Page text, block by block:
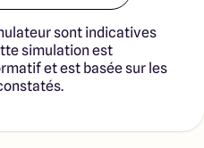
sont indicatives
simulation est
et est basée sur les